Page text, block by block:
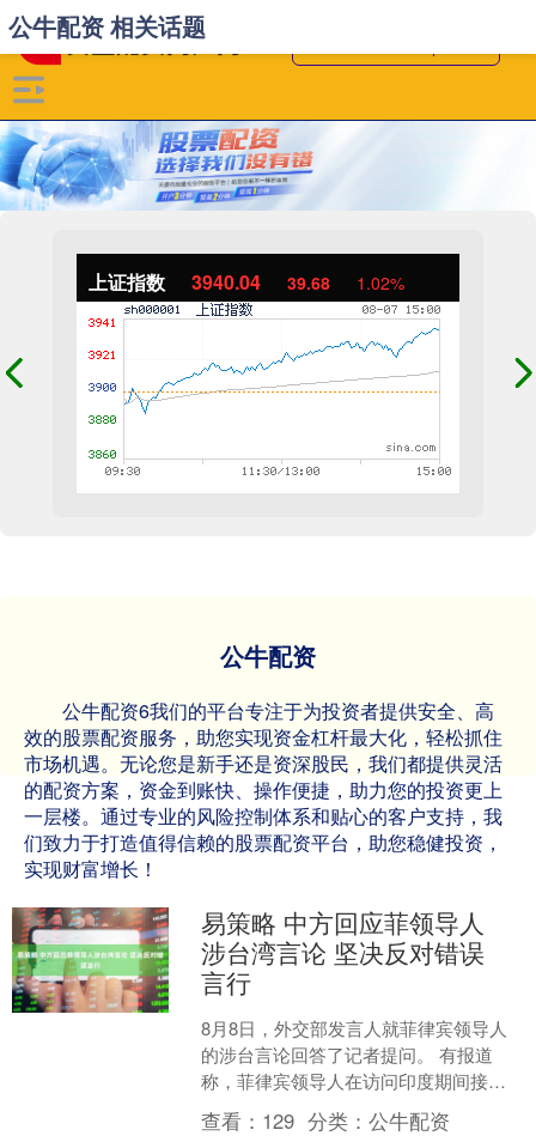
上证指数 3940.04 39.68 1.02%
公牛配资
公牛配资6我们的平台专注于为投资者提供安全、高
效的股票配资服务，助您实现资金杠杆最大化，轻松抓住
市场机遇。无论您是新手还是资深股民，我们都提供灵活
的配资方案，资金到账快、操作便捷，助力您的投资更上
一层楼。通过专业的风险控制体系和贴心的客户支持，我
们致力于打造值得信赖的股票配资平台，助您稳健投资，
实现财富增长！
公牛配资 相关话题
易策略 中方回应菲领导人
涉台湾言论 坚决反对错误
言行
8月8日，外交部发言人就菲律宾领导人
的涉台言论回答了记者提问。 有报道
称，菲律宾领导人在访问印度期间接受
采访时表示，如果中美在台湾问题上发
生对抗，菲律宾不可能置....
查看： 129 分类：公牛配资